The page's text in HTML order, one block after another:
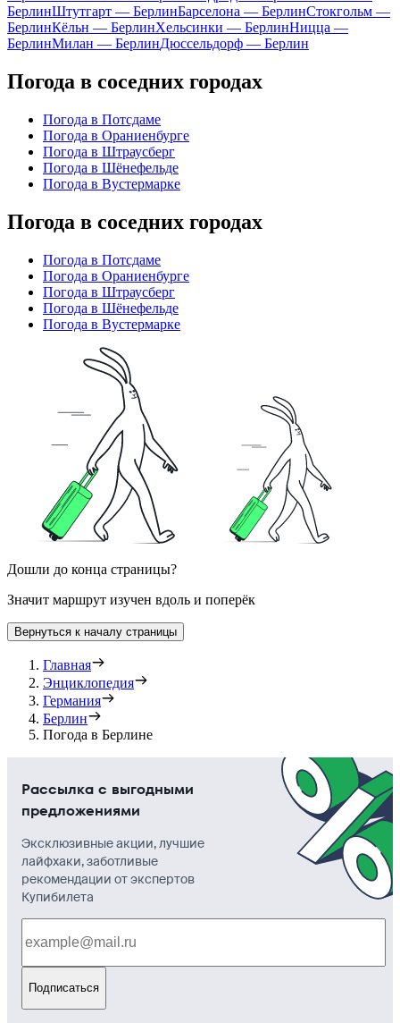
БерлинШтутгарт — БерлинБарселона — БерлинСтокгольм —
БерлинКёльн — БерлинХельсинки — БерлинНицца —
БерлинМилан — БерлинДюссельдорф — Берлин
Погода в соседних городах
Погода в Потсдаме
Погода в Ораниенбурге
Погода в Штраусберг
Погода в Шёнефельде
Погода в Вустермарке
Погода в соседних городах
Погода в Потсдаме
Погода в Ораниенбурге
Погода в Штраусберг
Погода в Шёнефельде
Погода в Вустермарке
Дошли до конца страницы?
Значит маршрут изучен вдоль и поперёк
Вернуться к началу страницы
Главная
Энциклопедия
Германия
Берлин
Погода в Берлине
Рассылка с выгодными
предложениями
Эксклюзивные акции, лучшие
лайфхаки, заботливые
рекомендации от экспертов
Купибилета
Подписаться